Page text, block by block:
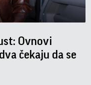
Ovnovi
čekaju da se